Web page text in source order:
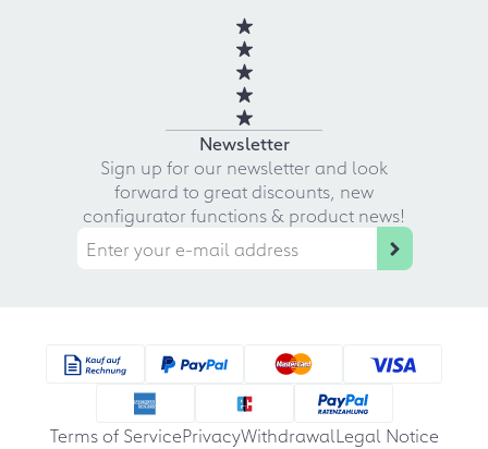
Newsletter
Sign up for our newsletter and look
forward to great discounts, new
configurator functions & product news!
Terms of ServicePrivacyWithdrawalLegal Notice